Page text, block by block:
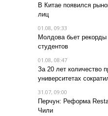
В Китае появился
лиц
01.08, 09:33
Молдова бьет
студентов
01.08, 08:47
За 20 лет количество
университетах
31.07, 09:00
Перчун: Реформа
Чили